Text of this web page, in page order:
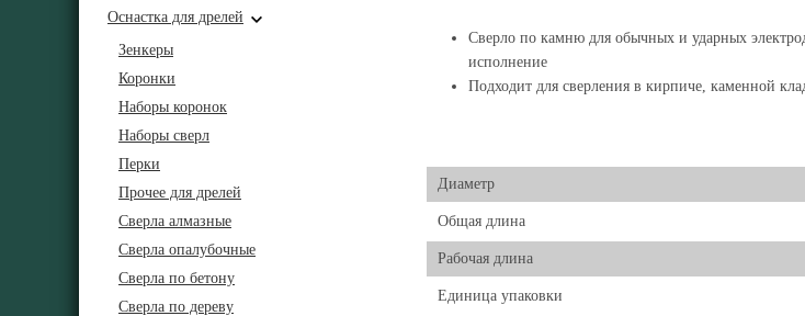
Оснастка для дрелей
Зенкеры
Коронки
Наборы коронок
Наборы сверл
Перки
Прочее для дрелей
Сверла алмазные
Сверла опалубочные
Сверла по бетону
Сверла по дереву
Сверло по камню для обычных и ударных
исполнение
Подходит для сверления в кирпиче, каменной
Диаметр
Общая длина
Рабочая длина
Единица упаковки